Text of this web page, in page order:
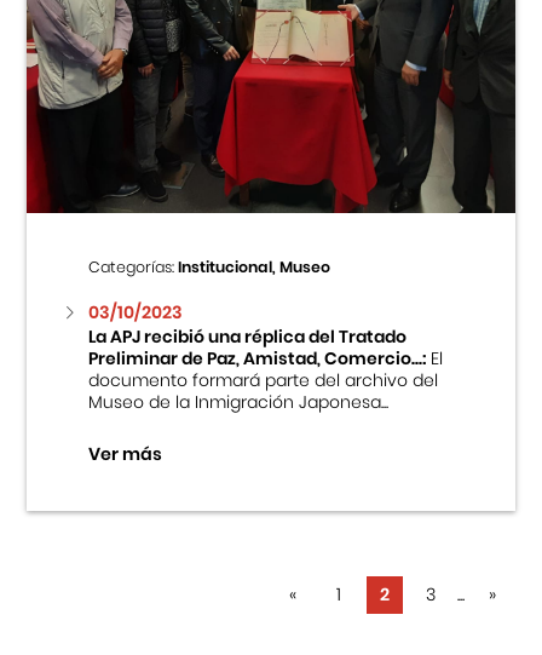
Categorías:Institucional, Museo
03/10/2023
La APJ recibió una réplica del Tratado
Preliminar de Paz, Amistad, Comercio...:El
documento formará parte del archivo del
Museo de la Inmigración Japonesa...
Ver más
« 1 2 3 ... »